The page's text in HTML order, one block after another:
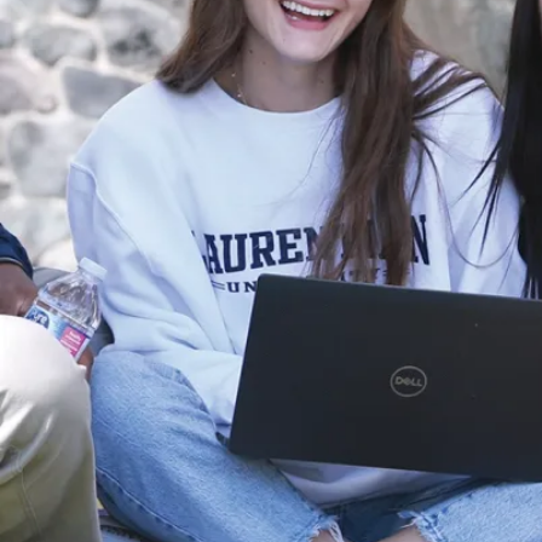
du campus en
cours à la
Laurentienne.
L’été est la haute
des installations ...
Le 30 jui., 2026
En savoir plus
Nouvelles
Les équipes de
robotique de
l’Université
Laurentienne